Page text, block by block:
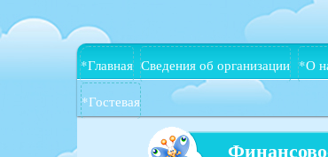
*Главная Сведения об организации *О
*Гостевая